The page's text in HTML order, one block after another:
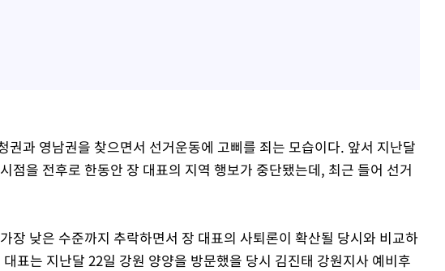
권과 영남권을 찾으면서 선거운동에 고삐를 죄는 모습이다. 앞서 지난달
점을 전후로 한동안 장 대표의 지역 행보가 중단됐는데, 최근 들어 선거
장 낮은 수준까지 추락하면서 장 대표의 사퇴론이 확산될 당시와 비교하
표는 지난달 22일 강원 양양을 방문했을 당시 김진태 강원지사 예비후